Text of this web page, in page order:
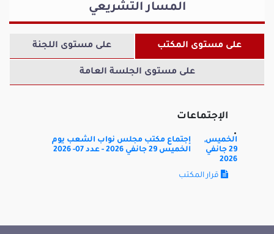
عبد الجليل الهاني محمد علي فنيرة
المسار التشريعي
على مستوى المكتب على مستوى اللجنة
على مستوى الجلسة العامة
الإجتماعات
الخميس,
29 جانفي
2026
إجتماع مكتب مجلس نواب الشعب يوم
الخميس 29 جانفي 2026 - عدد 07- 2026
قرار المكتب